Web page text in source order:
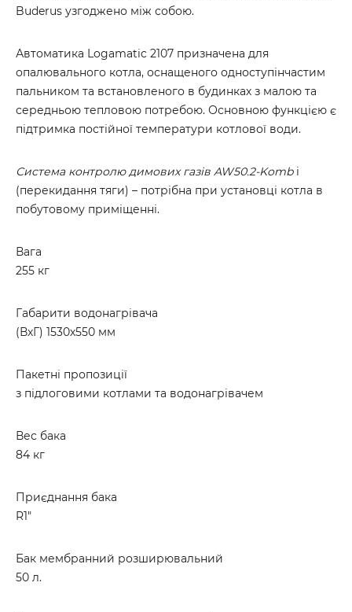
Buderus узгоджено між собою.
Автоматика Logamatic 2107 призначена для
опалювального котла, оснащеного одноступінчастим
пальником та встановленого в будинках з малою та
середньою тепловою потребою. Основною функцією є
підтримка постійної температури котлової води.
Система контролю димових газів AW50.2-Kombi
(перекидання тяги) – потрібна при установці котла в
побутовому приміщенні.
Вага
255 кг
Габарити водонагрівача
(ВхГ) 1530х550 мм
Пакетні пропозиції
з підлоговими котлами та водонагрівачем
Вес бака
84 кг
Приєднання бака
R1"
Бак мембранний розширювальний
50 л.